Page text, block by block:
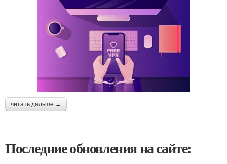
читать дальше →
Последние обновления на сайте: